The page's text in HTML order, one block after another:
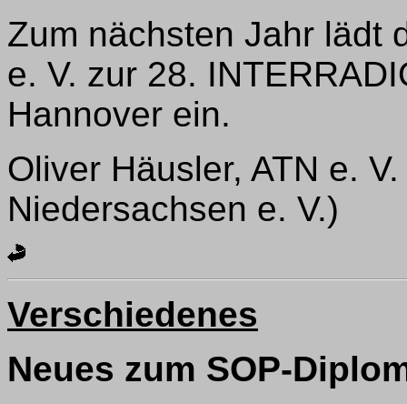
Zum nächsten Jahr lädt
e. V. zur 28.
Hannover ein.
Oliver Häusler, ATN e.
Niedersachsen e. V.)
Verschiedenes
Neues zum SOP-